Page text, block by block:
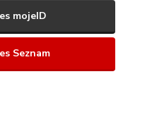
mojeID
Seznam